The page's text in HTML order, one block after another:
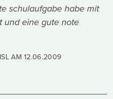
schulaufgabe habe mit
und eine gute note
AM12.06.2009